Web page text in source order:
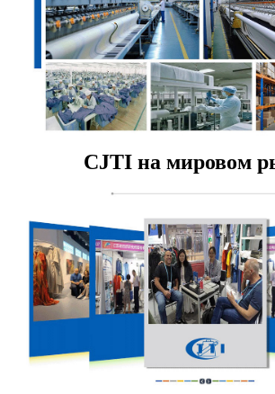
CJTI на мировом